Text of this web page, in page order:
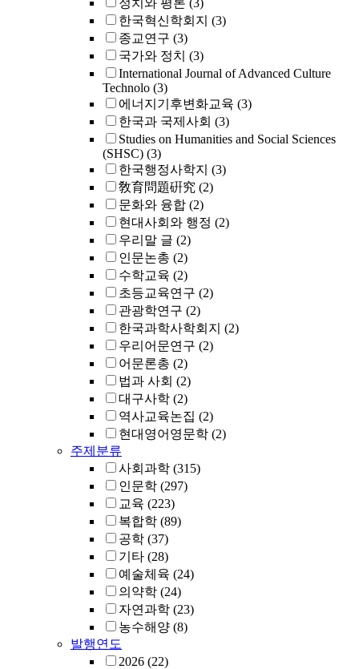
정치와 평론 (3)
한국혁신학회지 (3)
종교연구 (3)
국가와 정치 (3)
International Journal of Advanced Culture
Technolo (3)
에너지기후변화교육 (3)
한국과 국제사회 (3)
Studies on Humanities and Social Sciences
(SHSC) (3)
한국행정사학지 (3)
敎育問題硏究 (2)
문화와 융합 (2)
현대사회와 행정 (2)
우리말 글 (2)
인문논총 (2)
수학교육 (2)
초등교육연구 (2)
관광학연구 (2)
한국과학사학회지 (2)
우리어문연구 (2)
어문론총 (2)
법과 사회 (2)
대구사학 (2)
역사교육논집 (2)
현대영어영문학 (2)
주제분류
사회과학 (315)
인문학 (297)
교육 (223)
복합학 (89)
공학 (37)
기타 (28)
예술체육 (24)
의약학 (24)
자연과학 (23)
농수해양 (8)
발행연도
2026 (22)